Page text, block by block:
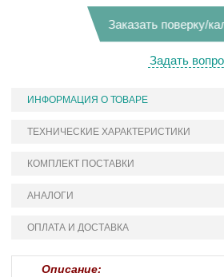
Заказать поверку/
Задать
ИНФОРМАЦИЯ О ТОВАРЕ
ТЕХНИЧЕСКИЕ ХАРАКТЕРИСТИКИ
КОМПЛЕКТ ПОСТАВКИ
АНАЛОГИ
ОПЛАТА И ДОСТАВКА
Описание: